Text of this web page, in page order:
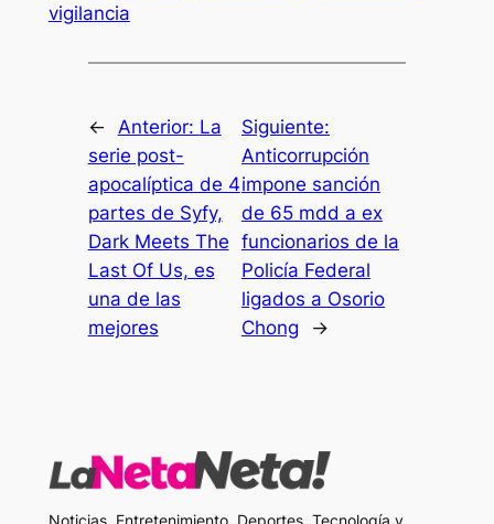
vigilancia
← Anterior: La
serie post-
apocalíptica de 4
partes de Syfy,
Dark Meets The
Last Of Us, es
una de las
mejores
Siguiente:
Anticorrupción
impone sanción
de 65 mdd a ex
funcionarios de la
Policía Federal
ligados a Osorio
Chong
→